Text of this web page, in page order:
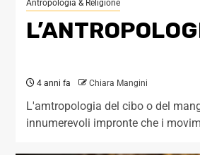
Antropologia & Religione
4 anni fa Chiara Mangini
L'amtropologia del cibo o del
innumerevoli impronte che i